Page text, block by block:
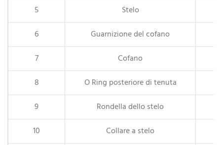
5
Stelo
6
Guarnizione del cofano
7
Cofano
8
O Ring posteriore di tenuta
9
Rondella dello stelo
10
Collare a stelo